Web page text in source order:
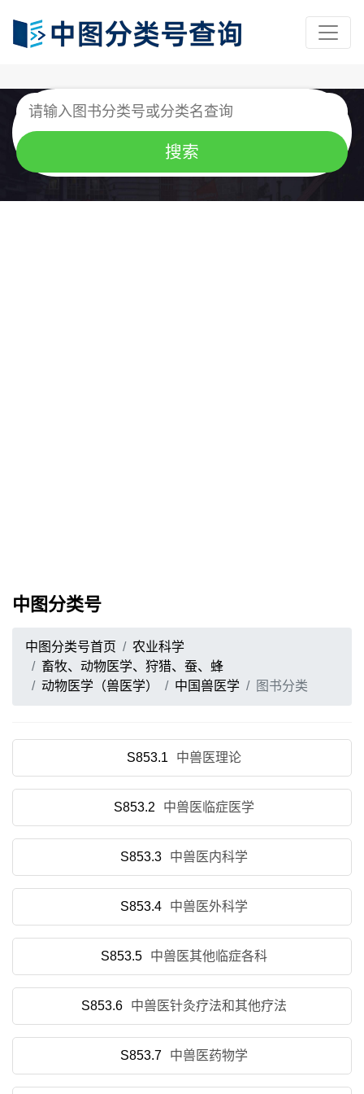
中图分类号
中图分类号首页
农业科学
畜牧、动物医学、狩猎、蚕、蜂
动物医学（兽医学）
中国兽医学 图书分类
S853.1 中兽医理论
S853.2 中兽医临症医学
S853.3 中兽医内科学
S853.4 中兽医外科学
S853.5 中兽医其他临症各科
S853.6 中兽医针灸疗法和其他疗法
S853.7 中兽医药物学